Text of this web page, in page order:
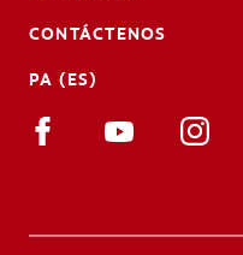
CONTÁCTENOS
PA (ES)